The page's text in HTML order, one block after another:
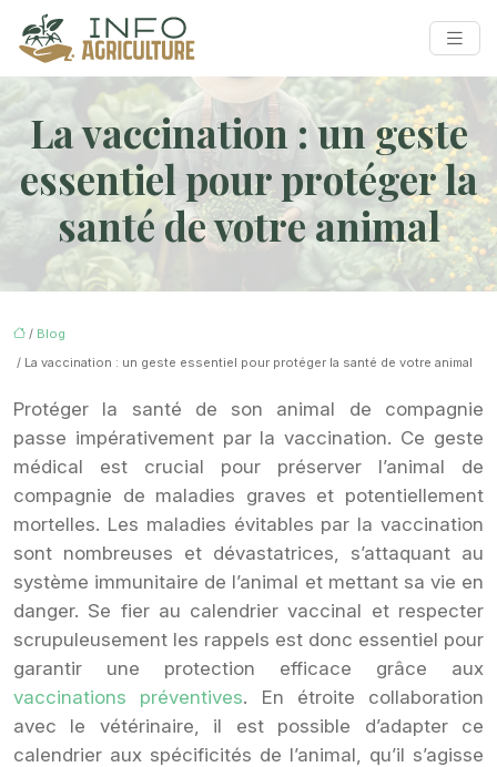
La vaccination : un geste
essentiel pour protéger la
santé de votre animal
/ Blog
/ La vaccination : un geste essentiel pour protéger la santé de votre animal
Protéger la santé de son animal de compagnie
passe impérativement par la vaccination. Ce geste
médical est crucial pour préserver l’animal de
compagnie de maladies graves et potentiellement
mortelles. Les maladies évitables par la vaccination
sont nombreuses et dévastatrices, s’attaquant au
système immunitaire de l’animal et mettant sa vie en
danger. Se fier au calendrier vaccinal et respecter
scrupuleusement les rappels est donc essentiel pour
garantir une protection efficace grâce aux
vaccinations préventives. En étroite collaboration
avec le vétérinaire, il est possible d’adapter ce
calendrier aux spécificités de l’animal, qu’il s’agisse